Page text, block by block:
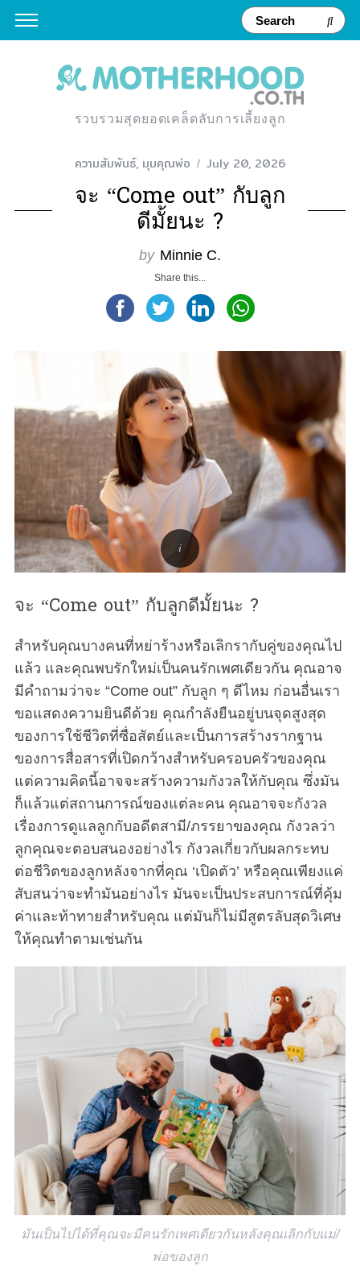
รวบรวมสุดยอดเคล็ดลับการเลี้ยงลูก
ความสัมพันธ์, มุมคุณพ่อ July 20, 2026
จะ “Come out” กับลูก
ดีมั้ยนะ ?
by Minnie C.
Share this...
จะ “Come out” กับลูกดีมั้ยนะ ?
สำหรับคุณบางคนที่หย่าร้างหรือเลิกรากับคู่ของคุณไป
แล้ว และคุณพบรักใหม่เป็นคนรักเพศเดียวกัน คุณอาจ
มีคำถามว่าจะ “Come out” กับลูก ๆ ดีไหม ก่อนอื่นเรา
ขอแสดงความยินดีด้วย คุณกำลังยืนอยู่บนจุดสูงสุด
ของการใช้ชีวิตที่ซื่อสัตย์และเป็นการสร้างรากฐาน
ของการสื่อสารที่เปิดกว้างสำหรับครอบครัวของคุณ
แต่ความคิดนี้อาจจะสร้างความกังวลให้กับคุณ ซึ่งมัน
ก็แล้วแต่สถานการณ์ของแต่ละคน คุณอาจจะกังวล
เรื่องการดูแลลูกกับอดีตสามี/ภรรยาของคุณ กังวลว่า
ลูกคุณจะตอบสนองอย่างไร กังวลเกี่ยวกับผลกระทบ
ต่อชีวิตของลูกหลังจากที่คุณ ‘เปิดตัว’ หรือคุณเพียงแค่
สับสนว่าจะทำมันอย่างไร มันจะเป็นประสบการณ์ที่คุ้ม
ค่าและท้าทายสำหรับคุณ แต่มันก็ไม่มีสูตรลับสุดวิเศษ
ให้คุณทำตามเช่นกัน
มันเป็นไปได้ที่คุณจะมีคนรักเพศเดียวกันหลังคุณเลิกกับแม่/
พ่อของลูก